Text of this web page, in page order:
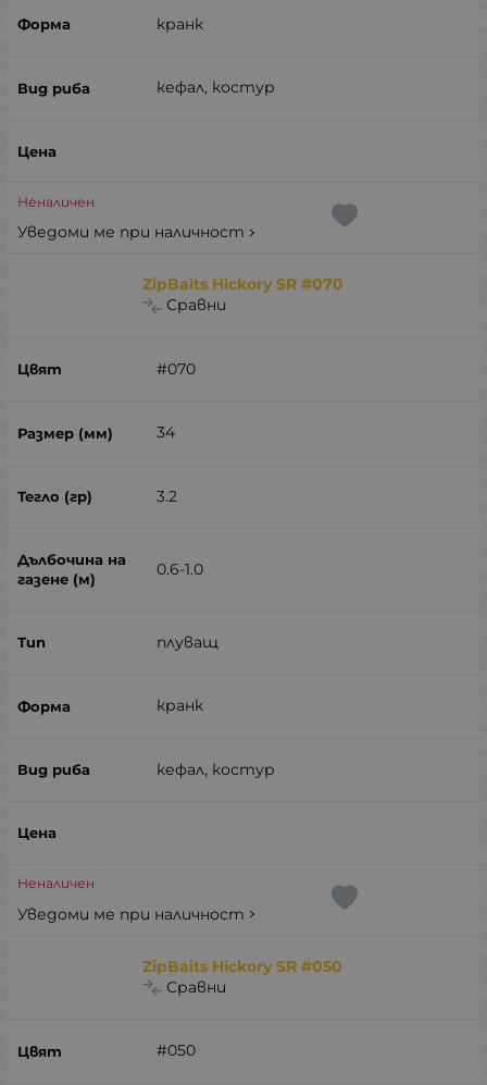
кранк
кефал, костур
Неналичен
Уведоми ме при наличност
ZipBaits Hickory SR #070
Сравни
#070
34
3.2
0.6-1.0
плуващ
кранк
кефал, костур
Неналичен
Уведоми ме при наличност
ZipBaits Hickory SR #050
Сравни
#050